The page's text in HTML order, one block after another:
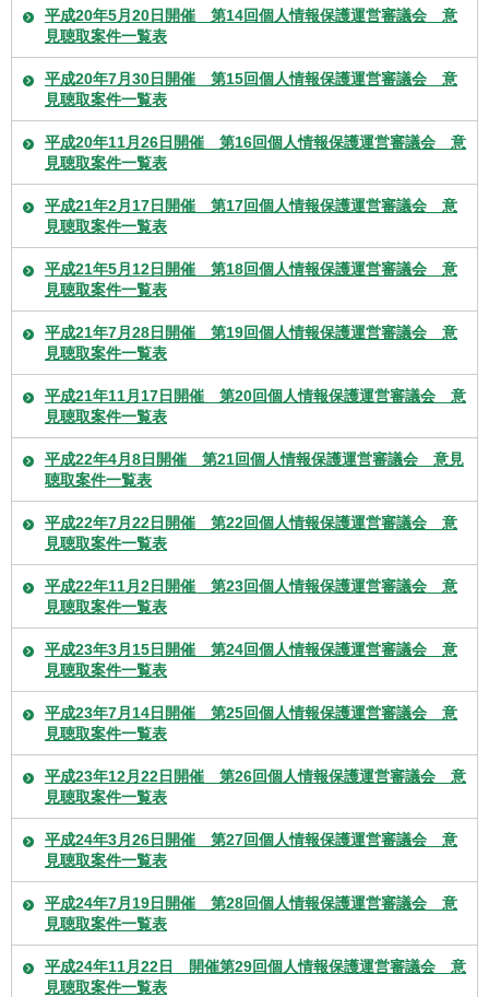
平成20年5月20日開催 第14回個人情報保護運営審議会 意
見聴取案件一覧表
平成20年7月30日開催 第15回個人情報保護運営審議会 意
見聴取案件一覧表
平成20年11月26日開催 第16回個人情報保護運営審議会 意
見聴取案件一覧表
平成21年2月17日開催 第17回個人情報保護運営審議会 意
見聴取案件一覧表
平成21年5月12日開催 第18回個人情報保護運営審議会 意
見聴取案件一覧表
平成21年7月28日開催 第19回個人情報保護運営審議会 意
見聴取案件一覧表
平成21年11月17日開催 第20回個人情報保護運営審議会 意
見聴取案件一覧表
平成22年4月8日開催 第21回個人情報保護運営審議会 意見
聴取案件一覧表
平成22年7月22日開催 第22回個人情報保護運営審議会 意
見聴取案件一覧表
平成22年11月2日開催 第23回個人情報保護運営審議会 意
見聴取案件一覧表
平成23年3月15日開催 第24回個人情報保護運営審議会 意
見聴取案件一覧表
平成23年7月14日開催 第25回個人情報保護運営審議会 意
見聴取案件一覧表
平成23年12月22日開催 第26回個人情報保護運営審議会 意
見聴取案件一覧表
平成24年3月26日開催 第27回個人情報保護運営審議会 意
見聴取案件一覧表
平成24年7月19日開催 第28回個人情報保護運営審議会 意
見聴取案件一覧表
平成24年11月22日 開催第29回個人情報保護運営審議会 意
見聴取案件一覧表